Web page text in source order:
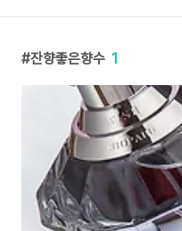
잔향좋은향수 1